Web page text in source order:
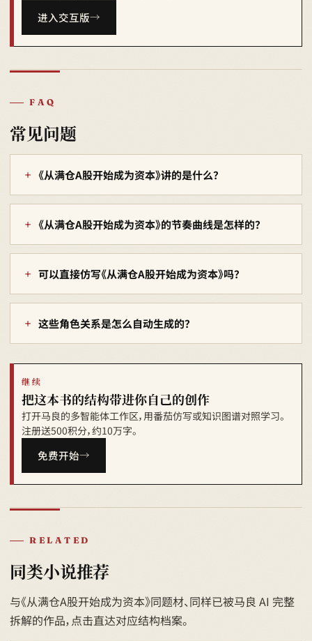
进入交互版
FAQ
常见问题
《从满仓A股开始成为资本》讲的是什么？
《从满仓A股开始成为资本》的节奏曲线是怎样的？
可以直接仿写《从满仓A股开始成为资本》吗？
这些角色关系是怎么自动生成的？
继续
把这本书的结构带进你自己的创作
打开马良的多智能体工作区，用番茄仿写或知识图谱对照学习。
注册送500积分，约10万字。
免费开始
RELATED
同类小说推荐
与《从满仓A股开始成为资本》同题材、同样已被马良 AI 完整
拆解的作品，点击直达对应结构档案。